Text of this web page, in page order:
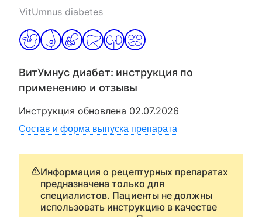
VitUmnus diabetes
ВитУмнус диабет: инструкция по
применению и отзывы
Инструкция обновлена 02.07.2026
Состав и форма выпуска препарата
Информация о рецептурных препаратах
предназначена только для
специалистов. Пациенты не должны
использовать инструкцию в качестве